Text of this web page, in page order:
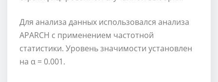
Для анализа данных использовался анализа
APARCH с применением частотной
статистики. Уровень значимости установлен
на α = 0.001.